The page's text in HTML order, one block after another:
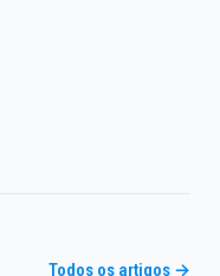
Todos os artigos →